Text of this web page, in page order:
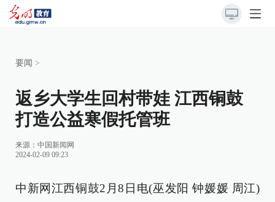
要闻 >
返乡大学生回村带娃 江西铜鼓
打造公益寒假托管班
来源： 中国新闻网
2024-02-09 09:23
中新网江西铜鼓2月8日电(巫发阳 钟媛媛 周江)